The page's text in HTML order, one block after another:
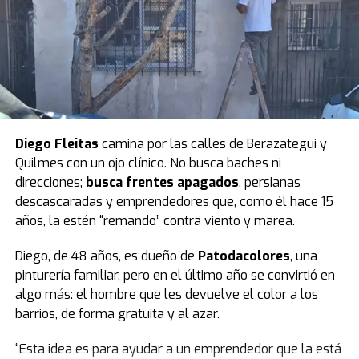
Estamos cambiando la historia de la Argentina”,
cerró la senadora.
Luego pidió un minuto de silencio por las víctimas e hizo
parar a todo el bloque. El peronismo observó y
Villarruel aclaró que ella no podía definir eso.
Finalmente, todos se pusieron de pie y se hizo silencio.
El peronismo se opuso desde el inicioy, además de
advertir que la ley se concentra en lo punitivo y no en la
protección de las infancias, remarcó que los fondos
presupuestados resultan insuficientes.
Según la norma,el presupuesto para un sistema que
reduce la edad de 16 a 14 años destina $23.700
millones a las provincias.
costo del metro cuadrado es de 3,2 millones de pesos.
Diego Fleitas camina por las calles de Berazategui y
Quilmes con un ojo clínico. No busca baches ni
direcciones; busca frentes apagados, persianas
descascaradas y emprendedores que, como él hace 15
años, la estén “remando” contra viento y marea.
Diego, de 48 años, es dueño de Patodacolores, una
pinturería familiar, pero en el último año se convirtió en
algo más: el hombre que les devuelve el color a los
barrios, de forma gratuita y al azar.
“Esta idea es para ayudar a un emprendedor que la está